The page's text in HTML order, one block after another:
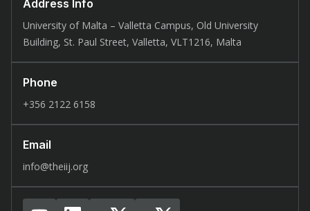
Address Info
University of Malta – Valletta Campus, Old University
Building, St. Paul Street, Valletta, VLT1216, Malta
Phone
+356 2122 6158
Email
info@theiij.org